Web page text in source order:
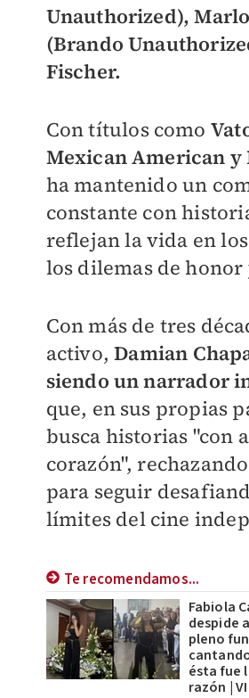
Unauthorized),
(Brando
Fischer.
Con títulos como
Mexican American y
ha mantenido un
constante con
reflejan la vida en
los dilemas de
Con más de tres
activo,Damian
siendo un narrador
que, en sus propias
busca historias "con
corazón",
para seguir
límites del cine
Te recomendamos...
Fabiola
despide
pleno
ésta fue
razón |